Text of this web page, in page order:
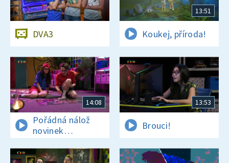
DVA3
13:51
Koukej, příroda!
14:08
Pořádná nálož
novinek
a zajímavostí
13:53
Brouci!